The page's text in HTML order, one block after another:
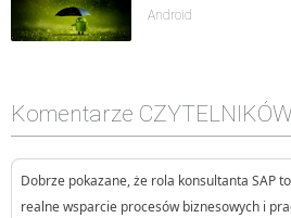
Android
Komentarze
Dobrze pokazane, że rola konsultanta SAP
realne wsparcie procesów biznesowych i